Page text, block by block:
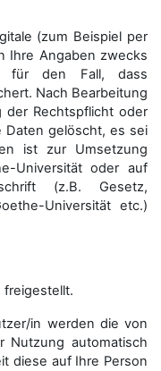
(zum Beispiel per
Ihre Angaben zwecks
für den Fall, dass
Nach Bearbeitung
der Rechtspflicht oder
gelöscht, es sei
ist zur Umsetzung
Universität oder auf
(z.B. Gesetz,
Universität etc.)
freigestellt.
in werden die von
Nutzung automatisch
diese auf Ihre Person